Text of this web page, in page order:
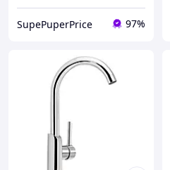
SupePuperPrice 97%